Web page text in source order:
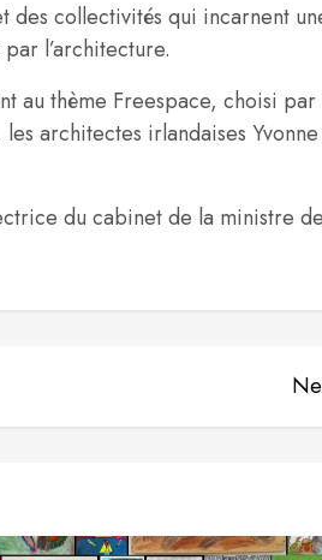
des collectivités qui incarnent
l’architecture.
au thème Freespace, choisi par
architectes irlandaises
du cabinet de la ministre